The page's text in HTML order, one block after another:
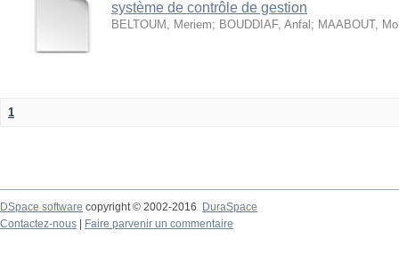
système de contrôle de gestion
BELTOUM, Meriem; BOUDDIAF, Anfal ; MAABOUT,
1
DSpace software copyright © 2002-2016
DuraSpace
Contactez-nous
Faire parvenir un commentaire